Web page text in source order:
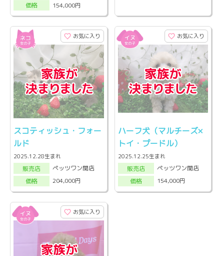
価格
154,000円
お気に入り
スコティッシュ・フォー
ルド
2025.12.28生まれ
販売店
ペッツワン関店
価格
204,000円
お気に入り
ハーフ犬（マルチーズ×
トイ・プードル）
2025.12.25生まれ
販売店
ペッツワン関店
価格
154,000円
お気に入り